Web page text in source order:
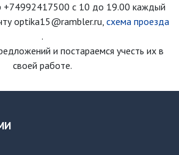
+74992417500 с 10 до 19.00 каждый
optika15@rambler.ru, схема проезда
.
и постараемся учесть их в
своей работе.